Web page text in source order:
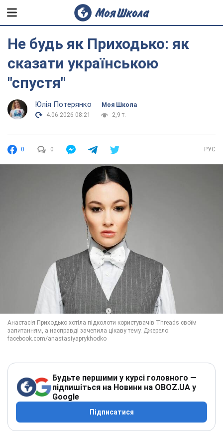
Не будь як Приходько: як
сказати українською
"спустя"
Юлія Потерянко
Моя Школа
4.06.2026 08:21
2,9 т.
0 0 РУС
Будьте першими у курсі головного —
підпишіться на Новини на OBOZ.UA у
Google
Підписатися